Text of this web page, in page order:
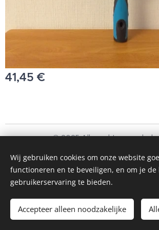
41,45 €
Toevoegen aan de
© 2025 Alle rechten
Schoonmaakbedrijf Frando
Cookies
Wij gebruiken cookies om onze website
functioneren en te beveiligen, en om je de
gebruikerservaring te bieden.
Accepteer alleen noodzakelijke